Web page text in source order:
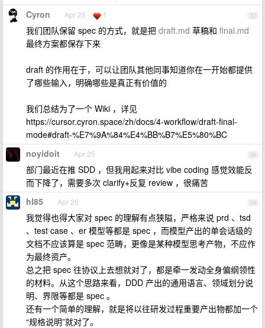
37
Cyron Apr 25 1
我们团队保留 spec 的方式，就是把 draft.md 草稿和 final.md
最终方案都保存下来
draft 的作用在于，可以让团队其他同事知道你在一开始都提供
了哪些输入，明确哪些是真正有价值的
我们总结为了一个 Wiki ，详见
https://cursor.cyron.space/zh/docs/4-workflow/draft-final-
mode#draft-%E7%9A%84%E4%BB%B7%E5%80%BC
38
noyidoit Apr 25
部门最近在推 SDD ，但我用起来对比 vibe coding 感觉效能反
而下降了，需要多次 clarify+反复 review ，很痛苦
39
hl85 Apr 26
我觉得也得大家对 spec 的理解有点狭隘，严格来说 prd 、tsd
、test case 、er 模型等都是 spec ，而模型产出的单会话级的
文档不应该算是 spec 范畴，更像是某种模型思考产物，不应作
为最终资产。
总之把 spec 往协议上去想就对了，都是牵一发动全身偏纲领性
的材料。从这个思路来看，DDD 产出的通用语言、领域划分说
明、界限等都是 spec 。
还有一个简单的理解，就是将以往研发过程重要产出物都加一个
“规格说明”就对了。